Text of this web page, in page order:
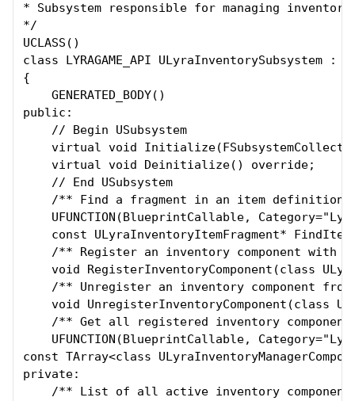
* Subsystem responsible for managing
*/
UCLASS()
class LYRAGAME_API ULyraInventorySubsystem :
{
    GENERATED_BODY()
public:
    // Begin USubsystem
virtual void
    virtual void Deinitialize() override;
    // End USubsystem
/** Find a fragment in an item definition
UFUNCTION(BlueprintCallable,
const ULyraInventoryItemFragment*
/** Register an inventory component with
void RegisterInventoryComponent(class
/** Unregister an inventory component
void UnregisterInventoryComponent(class
/** Get all registered inventory
UFUNCTION(BlueprintCallable,
const TArray<class
private:
/** List of all active inventory